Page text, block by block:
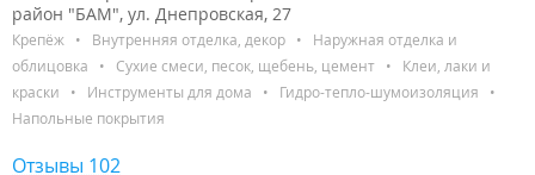
район "БАМ", ул. Днепровская, 27
Крепёж • Внутренняя отделка, декор •
Наружная отделка и
облицовка
• Сухие смеси, песок, щебень, цемент •
Клеи, лаки и
краски
• Инструменты для дома • Гидро-тепло-шумоизоляция
•
Напольные покрытия
Отзывы 102